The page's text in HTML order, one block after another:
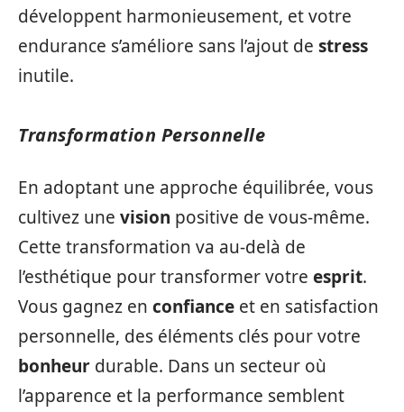
développent harmonieusement, et votre
endurance s’améliore sans l’ajout de stress
inutile.
Transformation Personnelle
En adoptant une approche équilibrée, vous
cultivez une vision positive de vous-même.
Cette transformation va au-delà de
l’esthétique pour transformer votre esprit.
Vous gagnez en confiance et en satisfaction
personnelle, des éléments clés pour votre
bonheur durable. Dans un secteur où
l’apparence et la performance semblent